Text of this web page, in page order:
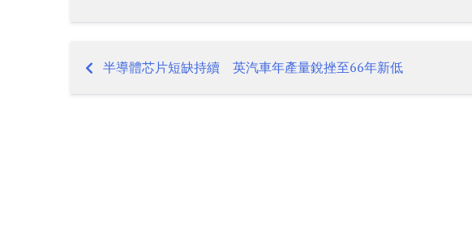
Post
半導體芯片短缺持續 英汽車年產量銳挫至66年新低